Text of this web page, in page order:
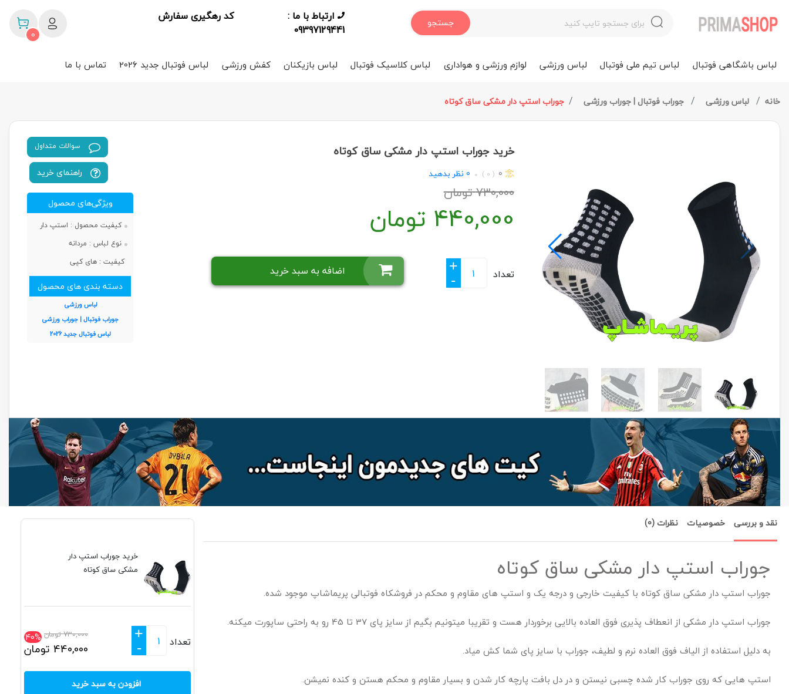
جستجو
ارتباط با ما :
09397129441
کد رهگیری سفارش
0
لباس باشگاهی فوتبال لباس تیم ملی فوتبال لباس ورزشی لوازم ورزشی و هواداری لباس کلاسیک فوتبال لباس بازیکنان کفش ورزشی لباس فوتبال جدید 2026 تماس با ما
خانه لباس ورزشی جوراب فوتبال | جوراب ورزشی جوراب استپ دار مشکی ساق کوتاه
خرید جوراب استپ دار مشکی ساق کوتاه
0
( 0 )
0 نظر بدهید
730,000تومان
440,000 تومان
تعداد
+
-
اضافه به سبد خرید
سوالات متداول
راهنمای خرید
ویژگی‌های محصول
کیفیت محصول : استپ دار
نوع لباس : مردانه
کیفیت : های کپی
دسته بندی های محصول
لباس ورزشی
جوراب فوتبال | جوراب ورزشی
لباس فوتبال جدید 2026
نقد و بررسی خصوصیات نظرات (0)
جوراب استپ دار مشکی ساق کوتاه
جوراب استپ دار مشکی ساق کوتاه با کیفیت خارجی و درجه یک و استپ های مقاوم و محکم در فروشکاه فوتبالی پریماشاپ موجود شده.
جوراب استپ دار مشکی از انعطاف پذیری فوق العاده بالایی برخوردار هست و تقریبا میتونیم بگیم از سایز پای 37 تا 45 رو به راحتی ساپورت میکنه.
به دلیل استفاده از الیاف فوق العاده نرم و لطیف، جوراب با سایز پای شما کش میاد.
استپ هایی که روی جوراب کار شده چسبی نیستن و در دل بافت پارچه کار شدن و بسیار مقاوم و محکم هستن و کنده نمیشن.
خرید جوراب استپ دار
مشکی ساق کوتاه
40% 730,000تومان
440,000 تومان تعداد
+
-
افزودن به سبد خرید